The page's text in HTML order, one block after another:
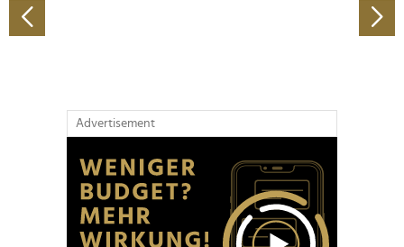
haben oder die sie im Rahmen Ihrer Nutzung der Dienste
gesammelt haben.
Advertisement